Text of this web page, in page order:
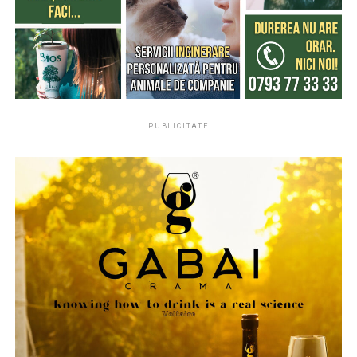
prelucrare și transformare a materialelor. Producătorii
pot utiliza material reciclat pentru a crea profile noi,
menținând calitatea produsului și reducând costurile
materiilor prime. Astfel, reciclarea devine o soluție
sustenabilă și profitabilă în același timp.
Practici recomandate pentru
maximizarea capacității de
reciclare
Pentru a asigura o reciclare eficientă, este important ca
profilele PVC înfoliate să fie colectate și sortate corect
după perioada de utilizare. Centrele de colectare ar
trebui să primească materiale curate, fără contaminanți
suplimentari, cum ar fi adezivi, resturi de lemn sau
metale. În plus, producătorii pot contribui la eficiența
reciclării prin alegerea unor folii
straturi de înfoliere
PUBLICITATE